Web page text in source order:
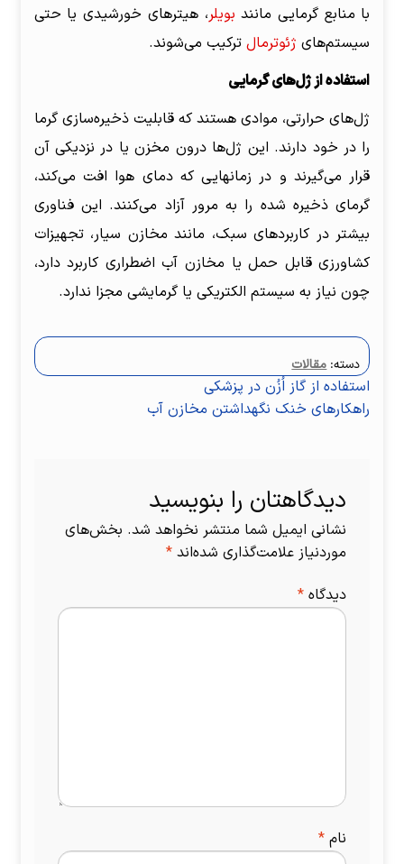
با منابع گرمایی مانند بویلر، هیترهای خورشیدی یا حتی
سیستم‌های ژئوترمالترکیب می‌شوند.
استفاده از ژل‌های گرمایی
ژل‌های حرارتی، موادی هستند که قابلیت ذخیره‌سازی گرما
را در خود دارند. این ژل‌ها درون مخزن یا در نزدیکی آن
قرار می‌گیرند و در زمانهایی که دمای هوا افت می‌کند،
گرمای ذخیره شده را به مرور آزاد می‌کنند. این فناوری
بیشتر در کاربردهای سبک، مانند مخازن سیار، تجهیزات
کشاورزی قابل حمل یا مخازن آب اضطراری کاربرد دارد،
چون نیاز به سیستم الکتریکی یا گرمایشی مجزا ندارد.
دسته:مقالات
راهبری
نوشته
نوشتهٔ
قبلی:
استفاده از گاز اُزُن در پزشکی
نوشتهٔ
راهکارهای خنک نگهداشتن مخازن آب
دیدگاهتان را بنویسید
نشانی ایمیل شما منتشر نخواهد شد. بخش‌های
موردنیاز علامت‌گذاری شده‌اند *
دیدگاه *
نام *